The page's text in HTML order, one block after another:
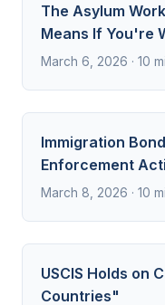
The Asylum
Means If You're
March 6, 2026 · 10
Immigration
Enforcement
March 8, 2026 · 10
USCIS Holds on
Countries"